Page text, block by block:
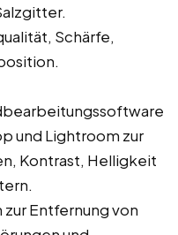
Schärfe,
und Lightroom zur
Kontrast, Helligkeit
Entfernung von